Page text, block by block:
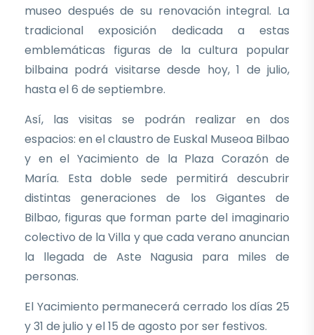
museo después de su renovación integral. La
tradicional exposición dedicada a estas
emblemáticas figuras de la cultura popular
bilbaina podrá visitarse desde hoy, 1 de julio,
hasta el 6 de septiembre.
Así, las visitas se podrán realizar en dos
espacios: en el claustro de Euskal Museoa Bilbao
y en el Yacimiento de la Plaza Corazón de
María. Esta doble sede permitirá descubrir
distintas generaciones de los Gigantes de
Bilbao, figuras que forman parte del imaginario
colectivo de la Villa y que cada verano anuncian
la llegada de Aste Nagusia para miles de
personas.
El Yacimiento permanecerá cerrado los días 25
y 31 de julio y el 15 de agosto por ser festivos.